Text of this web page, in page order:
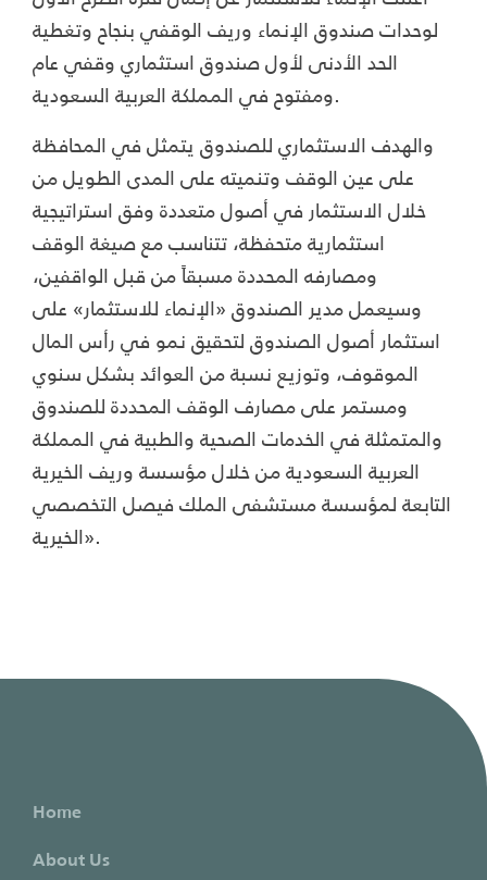
لوحدات صندوق الإنماء وريف الوقفي بنجاح وتغطية
الحد الأدنى لأول صندوق استثماري وقفي عام
ومفتوح في المملكة العربية السعودية.
والهدف الاستثماري للصندوق يتمثل في المحافظة
على عين الوقف وتنميته على المدى الطويل من
خلال الاستثمار في أصول متعددة وفق استراتيجية
استثمارية متحفظة، تتناسب مع صيغة الوقف
ومصارفه المحددة مسبقاً من قبل الواقفين،
وسيعمل مدير الصندوق «الإنماء للاستثمار» على
استثمار أصول الصندوق لتحقيق نمو في رأس المال
الموقوف، وتوزيع نسبة من العوائد بشكل سنوي
ومستمر على مصارف الوقف المحددة للصندوق
والمتمثلة في الخدمات الصحية والطبية في المملكة
العربية السعودية من خلال مؤسسة وريف الخيرية
التابعة لمؤسسة مستشفى الملك فيصل التخصصي
الخيرية».
Home
About Us